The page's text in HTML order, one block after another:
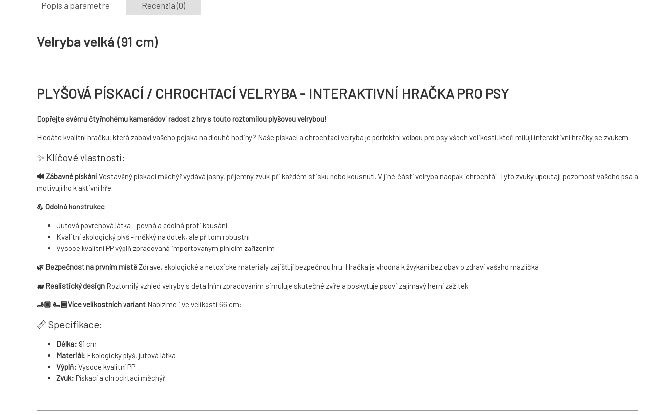
Popis a parametre Recenzia (0)
Velryba velká (91 cm)
PLYŠOVÁ PÍSKACÍ / CHROCHTACÍ VELRYBA - INTERAKTIVNÍ HRAČKA PRO PSY
Dopřejte svému čtyřnohému kamarádovi radost z hry s touto roztomilou plyšovou velrybou!
Hledáte kvalitní hračku, která zabaví vašeho pejska na dlouhé hodiny? Naše pískací a chrochtací velryba je perfektní volbou pro psy všech velikostí, kteří milují interaktivní hračky se zvukem.
✨ Klíčové vlastnosti:
🔊 Zábavné pískáníVestavěný pískací měchýř vydává jasný, příjemný zvuk při každém stisku nebo kousnutí. V jiné části velryba naopak "chrochtá". Tyto zvuky upoutají pozornost vašeho psa a
motivují ho k aktivní hře.
💪 Odolná konstrukce
Jutová povrchová látka - pevná a odolná proti kousání
Kvalitní ekologický plyš - měkký na dotek, ale přitom robustní
Vysoce kvalitní PP výplň zpracovaná importovaným plnícím zařízením
🌿 Bezpečnost na prvním místěZdravé, ekologické a netoxické materiály zajišťují bezpečnou hru. Hračka je vhodná k žvýkání bez obav o zdraví vašeho mazlíčka.
🐋 Realistický design Roztomilý vzhled velryby s detailním zpracováním simuluje skutečné zvíře a poskytuje psovi zajímavý herní zážitek.
🫸🏼 🫷🏼Více velikostních variant Nabízíme i ve velikosti 66 cm:
📏 Specifikace:
Délka: 91 cm
Materiál: Ekologický plyš, jutová látka
Výplň: Vysoce kvalitní PP
Zvuk: Pískací a chrochtací měchýř